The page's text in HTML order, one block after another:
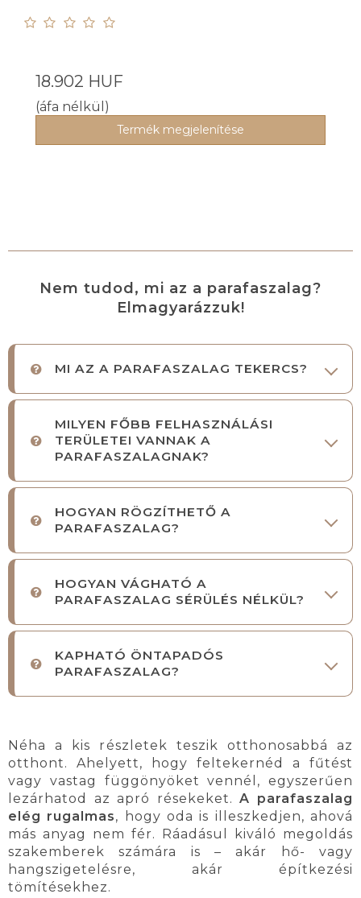
18.902 HUF
(áfa nélkül)
Termék megjelenítése
Nem tudod, mi az a parafaszalag?
Elmagyarázzuk!
MI AZ A PARAFASZALAG TEKERCS?
MILYEN FŐBB FELHASZNÁLÁSI
TERÜLETEI VANNAK A
PARAFASZALAGNAK?
HOGYAN RÖGZÍTHETŐ A
PARAFASZALAG?
HOGYAN VÁGHATÓ A
PARAFASZALAG SÉRÜLÉS NÉLKÜL?
KAPHATÓ ÖNTAPADÓS
PARAFASZALAG?
Néha a kis részletek teszik otthonosabbá az
otthont. Ahelyett, hogy feltekernéd a fűtést
vagy vastag függönyöket vennél, egyszerűen
lezárhatod az apró résekeket.A parafaszalag
elég rugalmas, hogy oda is illeszkedjen, ahová
más anyag nem fér. Ráadásul kiváló megoldás
szakemberek számára is – akár hő- vagy
hangszigetelésre, akár építkezési
tömítésekhez.